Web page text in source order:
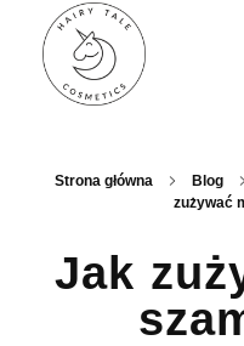
Hairy Tale Cosmetics
Strona główna Blog
zużywać
Jak